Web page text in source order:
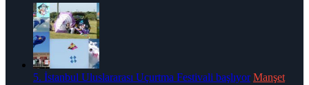
5. İstanbul Uluslararası Uçurtma Festivali başlıyor Manşet